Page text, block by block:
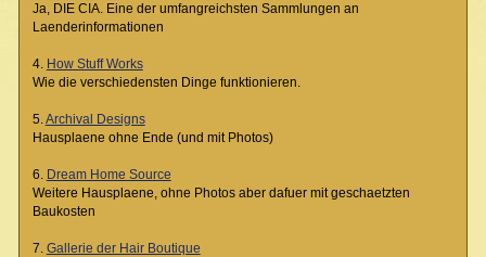
Ja, DIE CIA. Eine der umfangreichsten Sammlungen an
Laenderinformationen
4. How Stuff Works
Wie die verschiedensten Dinge funktionieren.
5.Archival Designs
Hausplaene ohne Ende (und mit Photos)
6. Dream Home Source
Weitere Hausplaene, ohne Photos aber dafuer mit geschaetzten
Baukosten
7. Gallerie der Hair Boutique